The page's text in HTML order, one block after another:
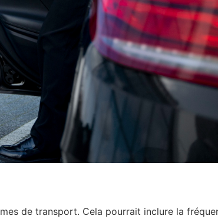
de transport. Cela pourrait inclure la